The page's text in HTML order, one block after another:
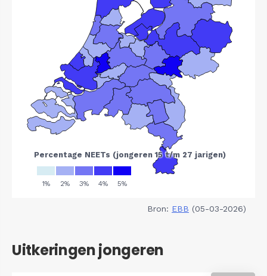
Bron: EBB (05-03-2026)
Uitkeringen jongeren